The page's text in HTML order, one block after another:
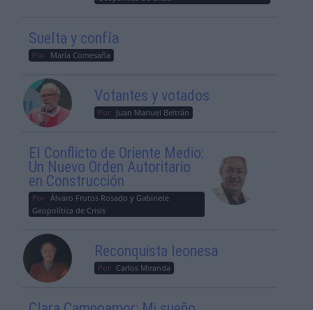
Suelta y confía
Por María Comesaña
Votantes y votados
Por Juan Manuel Beltrán
El Conflicto de Oriente Medio:
Un Nuevo Orden Autoritario
en Construcción
Por Álvaro Frutos Rosado y Gabinete
Geopolítica de Crisis
Reconquista leonesa
Por Carlos Miranda